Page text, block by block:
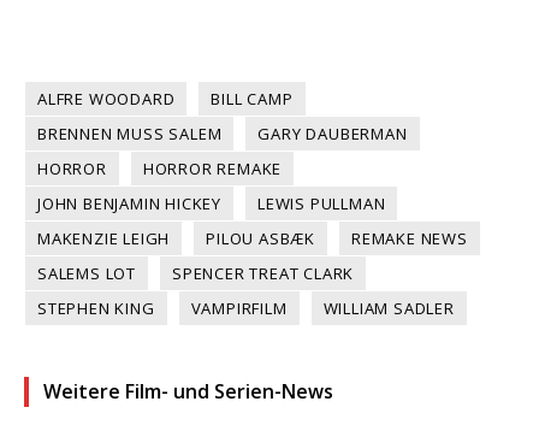
ALFRE WOODARD
BILL CAMP
BRENNEN MUSS SALEM
GARY DAUBERMAN
HORROR
HORROR REMAKE
JOHN BENJAMIN HICKEY
LEWIS PULLMAN
MAKENZIE LEIGH
PILOU ASBÆK
REMAKE NEWS
SALEMS LOT
SPENCER TREAT CLARK
STEPHEN KING
VAMPIRFILM WILLIAM SADLER
Weitere Film- und Serien-News